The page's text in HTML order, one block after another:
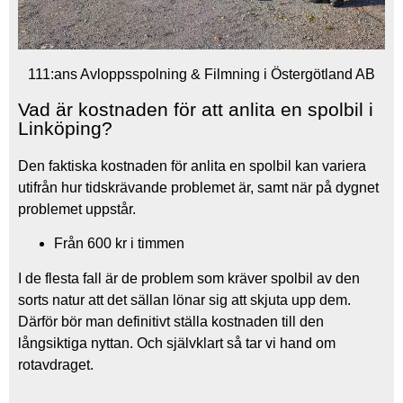
111:ans Avloppsspolning & Filmning i Östergötland AB
Vad är kostnaden för att anlita en spolbil i
Linköping?
Den faktiska kostnaden för anlita en spolbil kan variera
utifrån hur tidskrävande problemet är, samt när på dygnet
problemet uppstår.
Från 600 kr i timmen
I de flesta fall är de problem som kräver spolbil av den
sorts natur att det sällan lönar sig att skjuta upp dem.
Därför bör man definitivt ställa kostnaden till den
långsiktiga nyttan. Och självklart så tar vi hand om
rotavdraget.